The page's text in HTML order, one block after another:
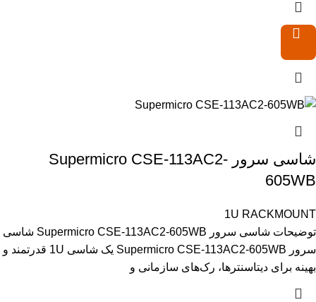
شاسی سرور Supermicro CSE-113AC2-
605WB
1U RACKMOUNT
توضیحات شاسی سرور Supermicro CSE-113AC2-605WB شاسی
سرور Supermicro CSE-113AC2-605WB یک شاسی 1U قدرتمند و
بهینه برای دیتاسنترها، رک‌های سازمانی و